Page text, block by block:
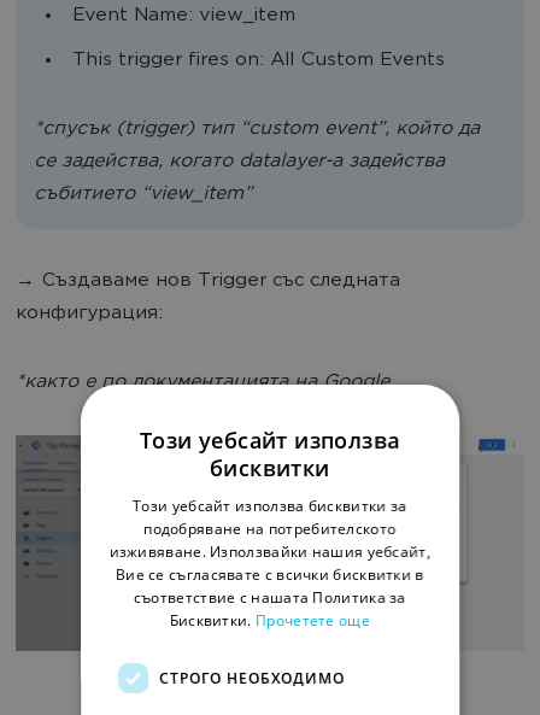
Event Name: view_item
This trigger fires on: All Custom Events
*спусък (trigger) тип “custom event”, който да
се задейства, когато datalayer-a задейства
събитието “view_item”
→ Създаваме нов Trigger със следната
конфигурация:
*както е по документацията на Google
Този уебсайт използва
бисквитки
Този уебсайт използва бисквитки за
подобряване на потребителското
изживяване. Използвайки нашия уебсайт,
Вие се съгласявате с всички бисквитки в
съответствие с нашата Политика за
Бисквитки. Прочетете още
СТРОГО НЕОБХОДИМО